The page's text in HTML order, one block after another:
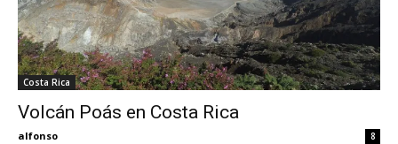
My
Costa Rica
Volcán Poás en Costa Rica
alfonso 8